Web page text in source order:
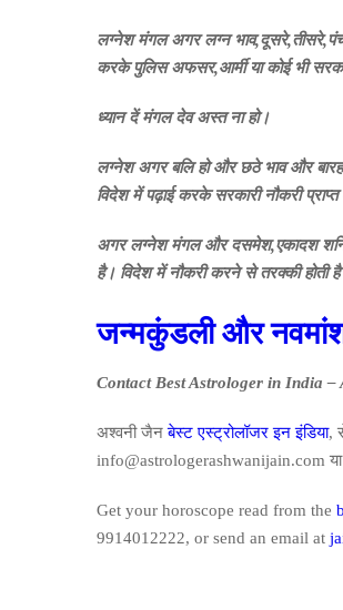
लग्नेश मंगल अगर लग्न भाव,दूसरे,तीसरे,
करके पुलिस अफसर,आर्मी या कोई भी
ध्यान दें मंगल देव अस्त ना हो।
लग्नेश अगर बलि हो और छठे भाव और
विदेश में पढ़ाई करके सरकारी नौकरी
अगर लग्नेश मंगल और दसमेश,एकादश शनि
है। विदेश में नौकरी करने से तरक्की होती
जन्मकुंडली और
Contact Best Astrologer in India –
अश्वनी जैनबेस्ट एस्ट्रोलॉजर इन इंडिया,
info@astrologerashwanijain.com
Get your horoscope read from the
9914012222, or send an email at